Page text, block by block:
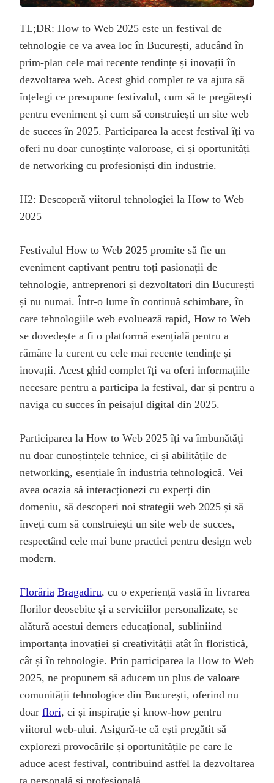
TL;DR: How to Web 2025 este un festival de
tehnologie ce va avea loc în București, aducând în
prim-plan cele mai recente tendințe și inovații în
dezvoltarea web. Acest ghid complet te va ajuta să
înțelegi ce presupune festivalul, cum să te pregătești
pentru eveniment și cum să construiești un site web
de succes în 2025. Participarea la acest festival îți va
oferi nu doar cunoștințe valoroase, ci și oportunități
de networking cu profesioniști din industrie.
H2: Descoperă viitorul tehnologiei la How to Web
2025
Festivalul How to Web 2025 promite să fie un
eveniment captivant pentru toți pasionații de
tehnologie, antreprenori și dezvoltatori din București
și nu numai. Într-o lume în continuă schimbare, în
care tehnologiile web evoluează rapid, How to Web
se dovedește a fi o platformă esențială pentru a
rămâne la curent cu cele mai recente tendințe și
inovații. Acest ghid complet îți va oferi informațiile
necesare pentru a participa la festival, dar și pentru a
naviga cu succes în peisajul digital din 2025.
Participarea la How to Web 2025 îți va îmbunătăți
nu doar cunoștințele tehnice, ci și abilitățile de
networking, esențiale în industria tehnologică. Vei
avea ocazia să interacționezi cu experți din
domeniu, să descoperi noi strategii web 2025 și să
înveți cum să construiești un site web de succes,
respectând cele mai bune practici pentru design web
modern.
Florăria Bragadiru, cu o experiență vastă în livrarea
florilor deosebite și a serviciilor personalizate, se
alătură acestui demers educațional, subliniind
importanța inovației și creativității atât în floristică,
cât și în tehnologie. Prin participarea la How to Web
2025, ne propunem să aducem un plus de valoare
comunității tehnologice din București, oferind nu
doar flori, ci și inspirație și know-how pentru
viitorul web-ului. Asigură-te că ești pregătit să
explorezi provocările și oportunitățile pe care le
aduce acest festival, contribuind astfel la dezvoltarea